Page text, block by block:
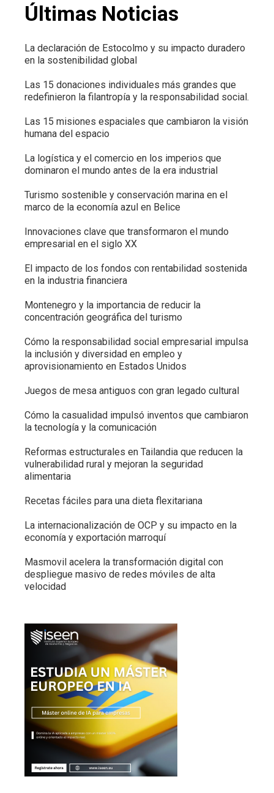
Últimas Noticias
La declaración de Estocolmo y su impacto duradero
en la sostenibilidad global
Las 15 donaciones individuales más grandes que
redefinieron la filantropía y la responsabilidad social.
Las 15 misiones espaciales que cambiaron la visión
humana del espacio
La logística y el comercio en los imperios que
dominaron el mundo antes de la era industrial
Turismo sostenible y conservación marina en el
marco de la economía azul en Belice
Innovaciones clave que transformaron el mundo
empresarial en el siglo XX
El impacto de los fondos con rentabilidad sostenida
en la industria financiera
Montenegro y la importancia de reducir la
concentración geográfica del turismo
Cómo la responsabilidad social empresarial impulsa
la inclusión y diversidad en empleo y
aprovisionamiento en Estados Unidos
Juegos de mesa antiguos con gran legado cultural
Cómo la casualidad impulsó inventos que cambiaron
la tecnología y la comunicación
Reformas estructurales en Tailandia que reducen la
vulnerabilidad rural y mejoran la seguridad
alimentaria
Recetas fáciles para una dieta flexitariana
La internacionalización de OCP y su impacto en la
economía y exportación marroquí
Masmovil acelera la transformación digital con
despliegue masivo de redes móviles de alta
velocidad